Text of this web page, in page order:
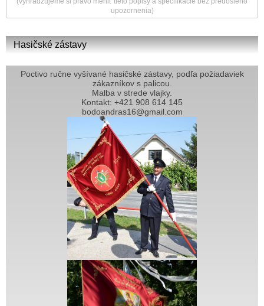
Hasičské zástavy
Poctivo ručne vyšívané hasičské zástavy, podľa požiadaviek
zákazníkov s palicou.
Malba v strede vlajky.
Kontakt: +421 908 614 145
bodoandras16@gmail.com
upozornenia)